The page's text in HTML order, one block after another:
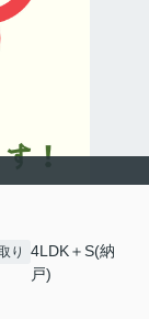
り
4LDK＋S(納
戸)